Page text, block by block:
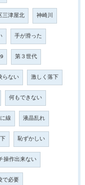
三津屋北 神崎川
手が滑った
第３世代
らない 激しく落下
何もできない
線 液晶乱れ
恥ずかしい
操作出来ない
で必要